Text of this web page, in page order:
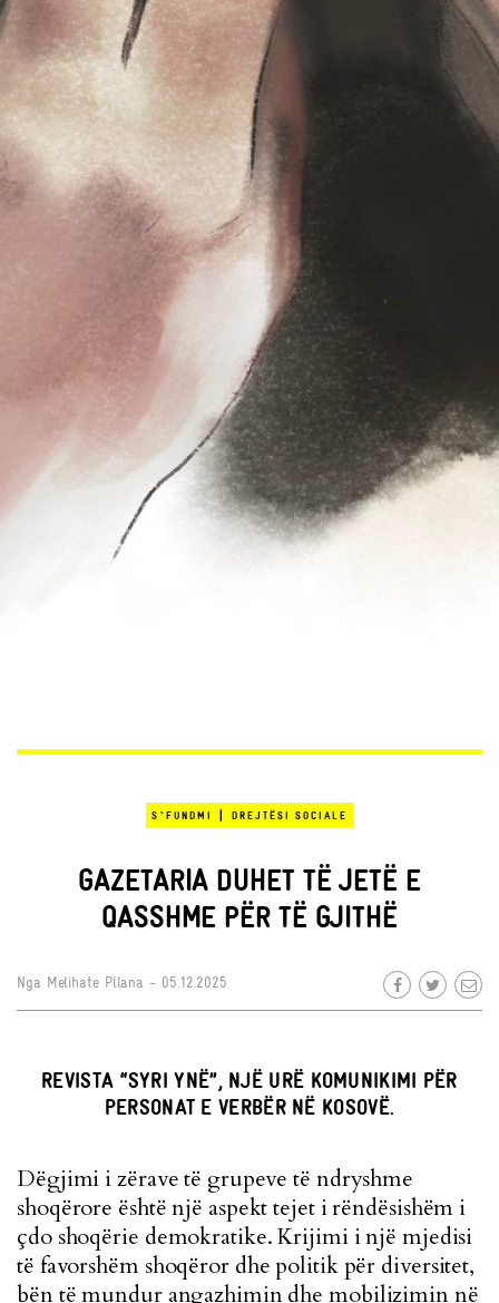
S`FUNDMI | DREJTËSI SOCIALE
GAZETARIA DUHET TË JETË E
QASSHME PËR TË GJITHË
Nga Melihate Pllana - 05.12.2025
REVISTA “SYRI YNË”, NJË URË KOMUNIKIMI PËR
PERSONAT E VERBËR NË KOSOVË.
Dëgjimi i zërave të grupeve të ndryshme
shoqërore është një aspekt tejet i rëndësishëm i
çdo shoqërie demokratike. Krijimi i një mjedisi
të favorshëm shoqëror dhe politik për diversitet,
bën të mundur angazhimin dhe mobilizimin në